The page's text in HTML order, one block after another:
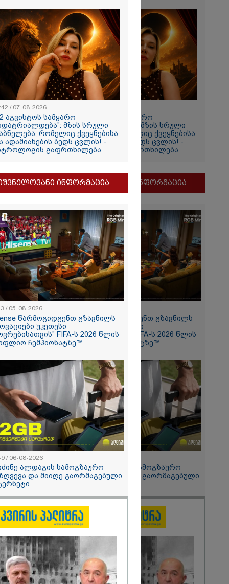
სიკვდილი"
17 წლის
სადაც
ამოიცნო
ენამ
და არ
მეპარება
ბარამიძის
- ნიკა
ხალხი
ყაზახს,
ამერიკელს,
არავინ
არაა" -
"12 აგვისტოს სამყარო
გადატრიალდება": მზის სრული
დაბნელება, რომელიც ქვეყნებისა
და ადამიანების ბედს ცვლის! -
ასტროლოგის გაფრთხილება
მნიშვნელოვანი ინფორმაცია
Hisense წარმოგიდგენთ გზავნილს
"ინოვაციები უკეთესი
ცხოვრებისათვის" FIFA-ს 2026 წლის
მსოფლიო ჩემპიონატზე™
შეიძინე ალდაგის სამოგზაურო
დაზღვევა და მიიღე გაორმაგებული
/ 07-08-2026
აგვისტოს სამყარო
მზის სრული
რომელიც ქვეყნებისა
ადამიანების ბედს ცვლის! -
გაფრთხილება
ინფორმაცია
/ 05-08-2026
წარმოგიდგენთ გზავნილს
უკეთესი
FIFA-ს 2026 წლის
ჩემპიონატზე™
/ 06-08-2026
ალდაგის სამოგზაურო
და მიიღე გაორმაგებული